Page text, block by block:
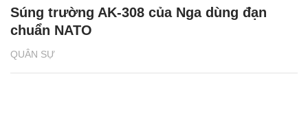
QUÂN SỰ
Súng trường AK-308 của Nga dùng đạn
chuẩn NATO